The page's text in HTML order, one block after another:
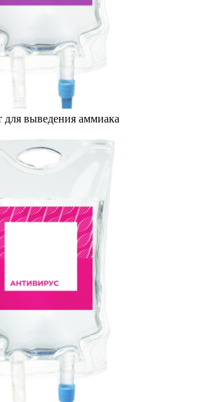
для выведения аммиака